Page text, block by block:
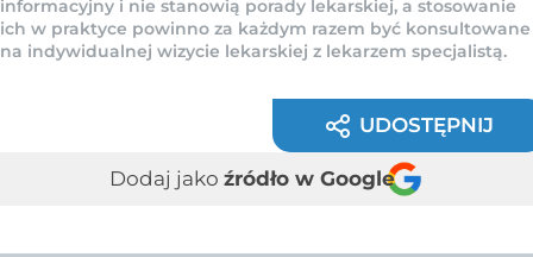
informacyjny i nie stanowią porady lekarskiej, a stosowanie
ich w praktyce powinno za każdym razem być konsultowane
na indywidualnej wizycie lekarskiej z lekarzem specjalistą.
UDOSTĘPNIJ
Dodaj jako źródło w Google